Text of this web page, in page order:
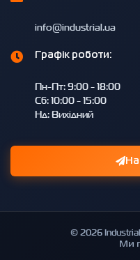
info@industrial.ua
Графік роботи:
Пн-Пт: 9:00 - 18:00
Сб: 10:00 - 15:00
Нд: Вихідний
© 2026
Ми